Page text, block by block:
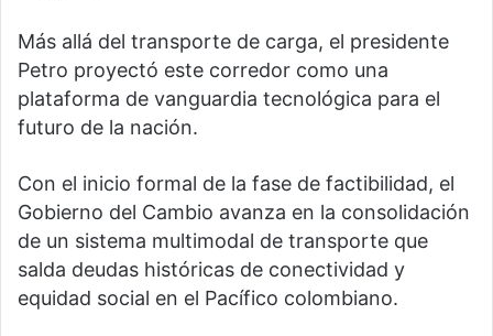
Más allá del transporte de carga, el presidente
Petro proyectó este corredor como una
plataforma de vanguardia tecnológica para el
futuro de la nación.
Con el inicio formal de la fase de factibilidad, el
Gobierno del Cambio avanza en la consolidación
de un sistema multimodal de transporte que
salda deudas históricas de conectividad y
equidad social en el Pacífico colombiano.